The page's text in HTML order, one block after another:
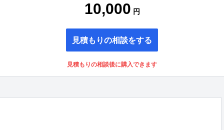
10,000 円
見積もりの相談をする
見積もりの相談後に購入できます